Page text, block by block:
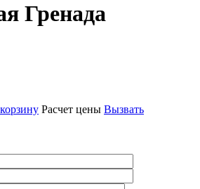
Гренада
Расчет цены Вызвать